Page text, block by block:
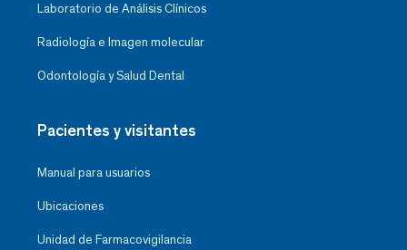
Laboratorio de Análisis Clínicos
Radiología e Imagen molecular
Odontología y Salud Dental
Pacientes y visitantes
Manual para usuarios
Ubicaciones
Unidad de Farmacovigilancia